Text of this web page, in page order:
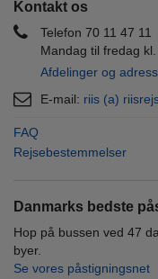
Kontakt os
Telefon 70 11 47 11
Mandag til fredag
Afdelinger og
E-mail: riis (a)
FAQ
Rejsebestemmelser
Danmarks bedste
Hop på bussen ved 47
byer.
Se vores påstigningsnet